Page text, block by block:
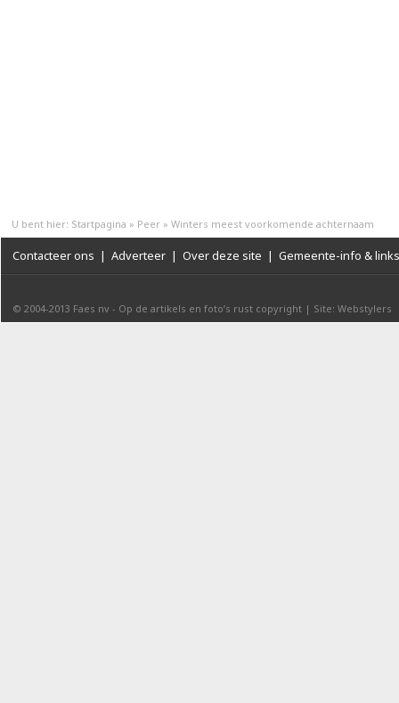
U bent hier: Startpagina » Peer » Winters meest voorkomende achternaam
Contacteer ons | Adverteer | Over deze site | Gemeente-info & links
© 2004-2013 Faes nv - Op de artikels en foto’s rust copyright | Site: Webstylers